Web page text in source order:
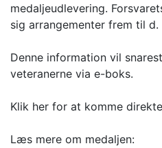
medaljeudlevering.
sig arrangementer frem til
Denne information vil
veteranerne via e-boks.
Klik her for at komme
Læs mere om medaljen: